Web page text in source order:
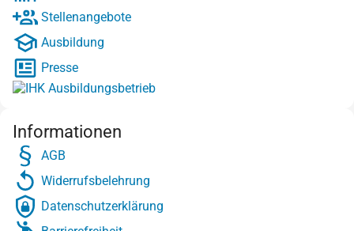
Stellenangebote
Ausbildung
Presse
Informationen
AGB
Widerrufsbelehrung
Datenschutzerklärung